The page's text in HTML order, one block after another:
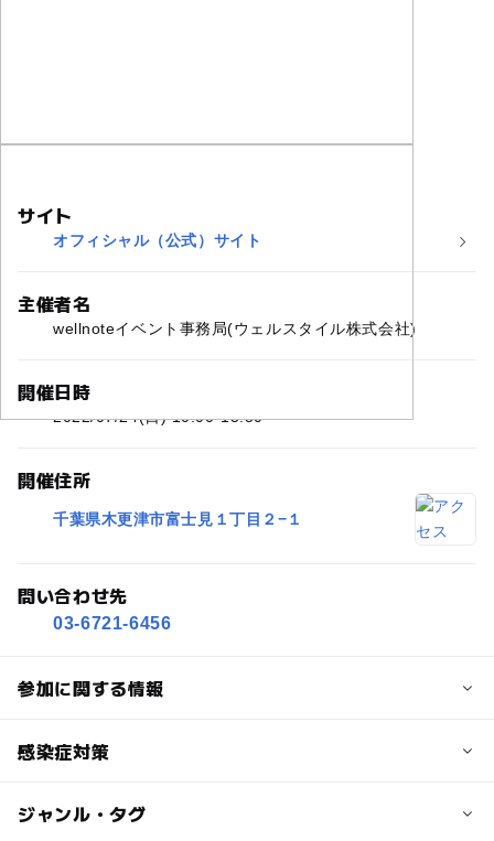
サイト
オフィシャル（公式）サイト
主催者名
wellnoteイベント事務局(ウェルスタイル株式会社)
開催日時
2022/07/24(日) 10:00-15:50
開催住所
千葉県木更津市富士見１丁目２−１
問い合わせ先
03-6721-6456
参加に関する情報
対象年齢
感染症対策
本イベントは、同時に多くの方が集まらないようなご家族
ジャンル・タグ